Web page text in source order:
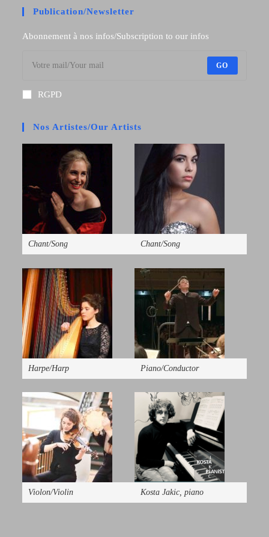
Publication/Newsletter
Abonnement à nos infos/Subscription to our infos
GO
RGPD
Nos Artistes/Our Artists
Chant/Song Chant/Song
Harpe/Harp Piano/Conductor
Violon/Violin Kosta Jakic, piano